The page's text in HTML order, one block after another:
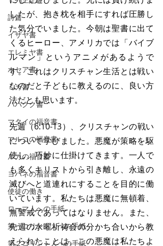
詩篇
イザヤ書
エレミヤ書
ホセア書
ミカ書
ハバクク書
マタイの福音書
マルコの福音書
ルカの福音書
ヨハネの福音書
使徒の働き
ローマ人への手紙
第一コリント人への手紙
第２コリント人への手紙
したが、抱き枕を相手にすれば圧勝し
た気分でいました。今朝は聖書に出て
くるヒーロー、アメリカでは「バイブ
ルマン」というアニメがあるようで
す。これはクリスチャン生活とは戦い
なのだと子どもに教えるのに、良い方
法だとも思います。
先週（6:10-13）、クリスチャンの戦い
について学びました。悪魔が策略を駆
使し、巧妙に仕掛けてきます。一人で
も多くキリストから引き離し、永遠の
滅びへと道連れにすることを目的に働
いています。私たちは悪魔に無頓着、
無警戒であってはなりません。また、
先週の水曜祈祷会の分かち合いから教
えられたことは、この悪魔は私たちよ